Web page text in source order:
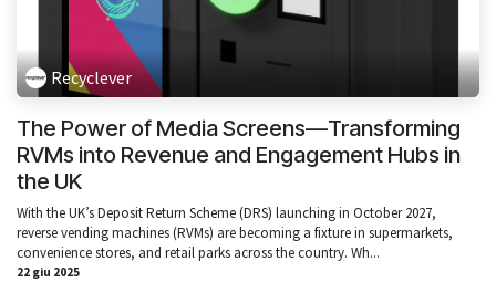
Recyclever
The Power of Media Screens—Transforming
RVMs into Revenue and Engagement Hubs in
the UK
With the UK’s Deposit Return Scheme (DRS) launching in October 2027,
reverse vending machines (RVMs) are becoming a fixture in supermarkets,
convenience stores, and retail parks across the country. Wh...
22 giu 2025